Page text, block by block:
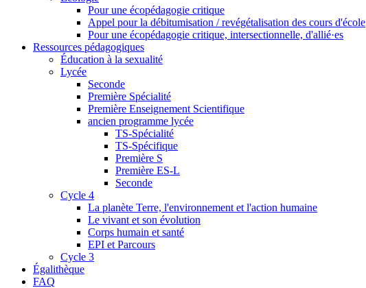
Pour une écopédagogie critique
Appel pour la débitumisation / revégétalisation des cours d'école
Pour une écopédagogie critique, intersectionnelle, d'allié·es
Ressources pédagogiques
Éducation à la sexualité
Lycée
Seconde
Première Spécialité
Première Enseignement Scientifique
ancien programme lycée
TS-Spécialité
TS-Spécifique
Première S
Première ES-L
Seconde
Cycle 4
La planète Terre, l'environnement et l'action humaine
Le vivant et son évolution
Corps humain et santé
EPI et Parcours
Cycle 3
Égalithèque
FAQ